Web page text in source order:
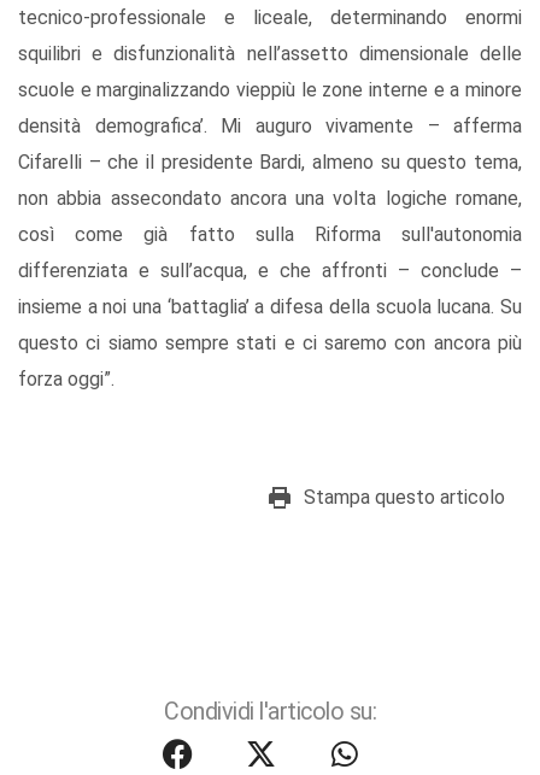
tecnico-professionale e liceale, determinando enormi
squilibri e disfunzionalità nell’assetto dimensionale delle
scuole e marginalizzando vieppiù le zone interne e a minore
densità demografica’. Mi auguro vivamente – afferma
Cifarelli – che il presidente Bardi, almeno su questo tema,
non abbia assecondato ancora una volta logiche romane,
così come già fatto sulla Riforma sull'autonomia
differenziata e sull’acqua, e che affronti – conclude –
insieme a noi una ‘battaglia’ a difesa della scuola lucana. Su
questo ci siamo sempre stati e ci saremo con ancora più
forza oggi”.
Stampa questo articolo
Condividi l'articolo su: